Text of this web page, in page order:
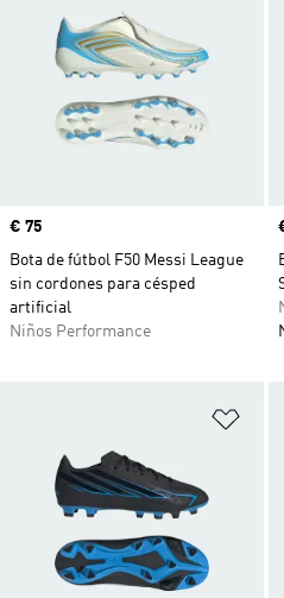
Precio
€ 75
Bota de fútbol F50 Messi League
sin cordones para césped
artificial
Niños Performance